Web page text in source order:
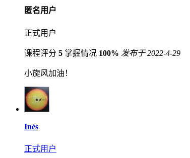
匿名用户
正式用户
课程评分 5 掌握情况 100% 发布于 2022-4-29
小旋风加油！
Inés
正式用户